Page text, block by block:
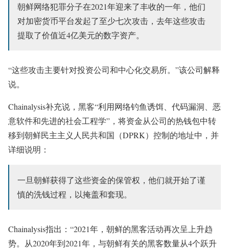
朝鲜网络犯罪分子在2021年迎来了丰收的一年，他们
对加密货币平台发起了至少七次攻击，去年这些攻击
提取了价值近4亿美元的数字资产。
“这些攻击主要针对投资公司和中心化交易所。”该公司解释
说。
Chainalysis补充说，黑客“利用网络钓鱼诱饵、代码漏洞、恶
意软件和先进的社会工程学”，将资金从公司的热钱包中转
移到朝鲜民主主义人民共和国（DPRK）控制的地址中，并
详细说明：
一旦朝鲜获得了这些资金的保管权，他们就开始了谨
慎的洗钱过程，以掩盖和套现。
Chainalysis指出：“2021年，朝鲜的黑客活动再次呈上升趋
势。从2020年到2021年，与朝鲜有关的黑客数量从4个跃升